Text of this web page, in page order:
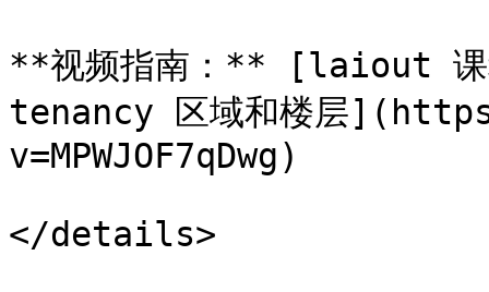
**视频指南：** [laiout
tenancy 区域和楼层
v=MPWJOF7qDwg)
</details>